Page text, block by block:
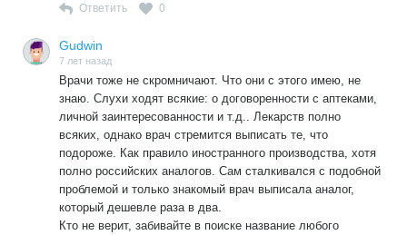
Ответить 0
Gudwin
7 лет назад
Врачи тоже не скромничают. Что они с этого имею, не
знаю. Слухи ходят всякие: о договоренности с аптеками,
личной заинтересованности и т.д.. Лекарств полно
всяких, однако врач стремится выписать те, что
подороже. Как правило иностранного производства, хотя
полно российских аналогов. Сам сталкивался с подобной
проблемой и только знакомый врач выписала аналог,
который дешевле раза в два.
Кто не верит, забивайте в поиске название любого